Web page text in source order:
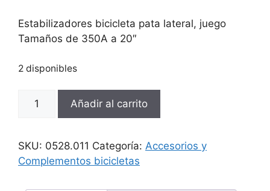
Estabilizadores bicicleta pata lateral, juego
Tamaños de 350A a 20″
2 disponibles
bicicleta
lateral,
juego
Añadir al carrito
SKU: 0528.011 Categoría: Accesorios y
Complementos bicicletas